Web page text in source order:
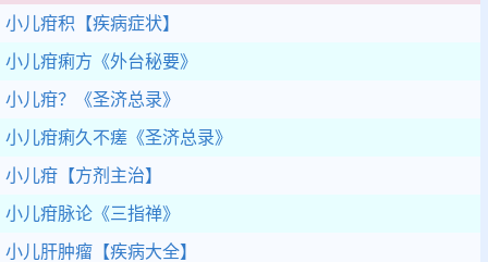
小儿疳积 【疾病症状】
小儿疳痢方 《外台秘要》
小儿疳？ 《圣济总录》
小儿疳痢久不瘥 《圣济总录》
小儿疳 【方剂主治】
小儿疳脉论 《三指禅》
小儿肝肿瘤 【疾病大全】